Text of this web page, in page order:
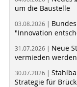
um die Baustelle
03.08.2026 |
"Innovation
31.07.2026 | Neue
vermieden werden
30.07.2026 |
Strategie für